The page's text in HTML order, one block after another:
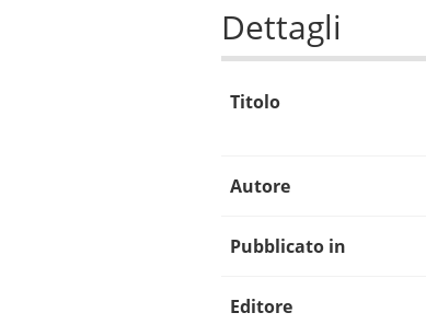
Dettagli
Titolo
Autore
Pubblicato in
Editore